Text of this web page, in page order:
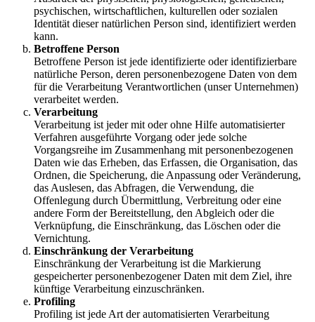
psychischen, wirtschaftlichen, kulturellen oder sozialen
Identität dieser natürlichen Person sind, identifiziert werden
kann.
Betroffene Person
Betroffene Person ist jede identifizierte oder identifizierbare
natürliche Person, deren personenbezogene Daten von dem
für die Verarbeitung Verantwortlichen (unser Unternehmen)
verarbeitet werden.
Verarbeitung
Verarbeitung ist jeder mit oder ohne Hilfe automatisierter
Verfahren ausgeführte Vorgang oder jede solche
Vorgangsreihe im Zusammenhang mit personenbezogenen
Daten wie das Erheben, das Erfassen, die Organisation, das
Ordnen, die Speicherung, die Anpassung oder Veränderung,
das Auslesen, das Abfragen, die Verwendung, die
Offenlegung durch Übermittlung, Verbreitung oder eine
andere Form der Bereitstellung, den Abgleich oder die
Verknüpfung, die Einschränkung, das Löschen oder die
Vernichtung.
Einschränkung der Verarbeitung
Einschränkung der Verarbeitung ist die Markierung
gespeicherter personenbezogener Daten mit dem Ziel, ihre
künftige Verarbeitung einzuschränken.
Profiling
Profiling ist jede Art der automatisierten Verarbeitung